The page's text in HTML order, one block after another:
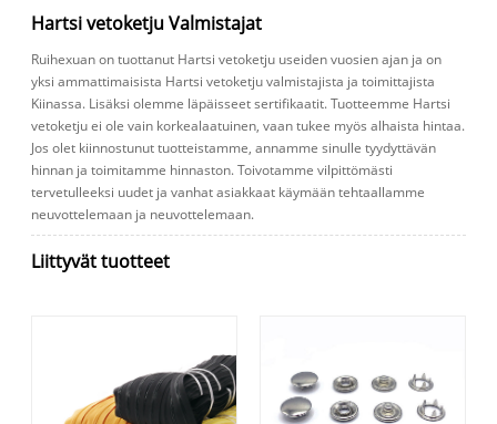
Hartsi vetoketju Valmistajat
Ruihexuan on tuottanut Hartsi vetoketju useiden vuosien ajan ja on
yksi ammattimaisista Hartsi vetoketju valmistajista ja toimittajista
Kiinassa. Lisäksi olemme läpäisseet sertifikaatit. Tuotteemme Hartsi
vetoketju ei ole vain korkealaatuinen, vaan tukee myös alhaista hintaa.
Jos olet kiinnostunut tuotteistamme, annamme sinulle tyydyttävän
hinnan ja toimitamme hinnaston. Toivotamme vilpittömästi
tervetulleeksi uudet ja vanhat asiakkaat käymään tehtaallamme
neuvottelemaan ja neuvottelemaan.
Liittyvät tuotteet